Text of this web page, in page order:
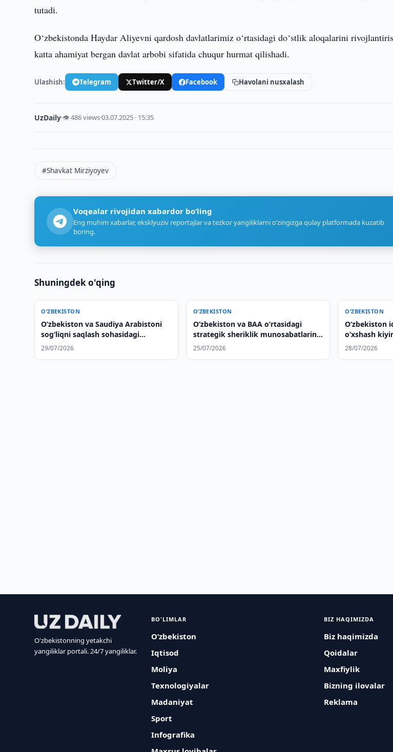
tutadi.
O‘zbekistonda Haydar Aliyevni qardosh davlatlarimiz o‘rtasidagi do‘stlik aloqalarini
katta ahamiyat bergan davlat arbobi sifatida chuqur hurmat qilishadi.
Ulashish: Telegram Twitter/X Facebook Havolani nusxalash
UzDaily·👁 486 views·03.07.2025 · 15:35
#Shavkat Mirziyoyev
Voqealar rivojidan xabardor bo‘ling
Eng muhim xabarlar, eksklyuziv reportajlar va tezkor yangiliklarni o‘zingizga qulay platformada kuzatib
boring.
Shuningdek o'qing
O‘ZBEKISTON
Oʻzbekiston va Saudiya Arabistoni
sogʻliqni saqlash sohasidagi
hamkorlikni kengaytiradi
29/07/2026
O‘ZBEKISTON
Oʻzbekiston va BAA oʻrtasidagi
strategik sheriklik munosabatlarini
yanada mustahkamlash masalalari
25/07/2026
O‘ZBEKISTON
Oʻzbekiston
oʻxshash
28/07/2026
O'zbekistonning yetakchi
yangiliklar portali. 24/7 yangiliklar.
BO'LIMLAR
O‘zbekiston
Iqtisod
Moliya
Texnologiyalar
Madaniyat
Sport
Infografika
BIZ HAQIMIZDA
Biz haqimizda
Qoidalar
Maxfiylik
Bizning ilovalar
Reklama